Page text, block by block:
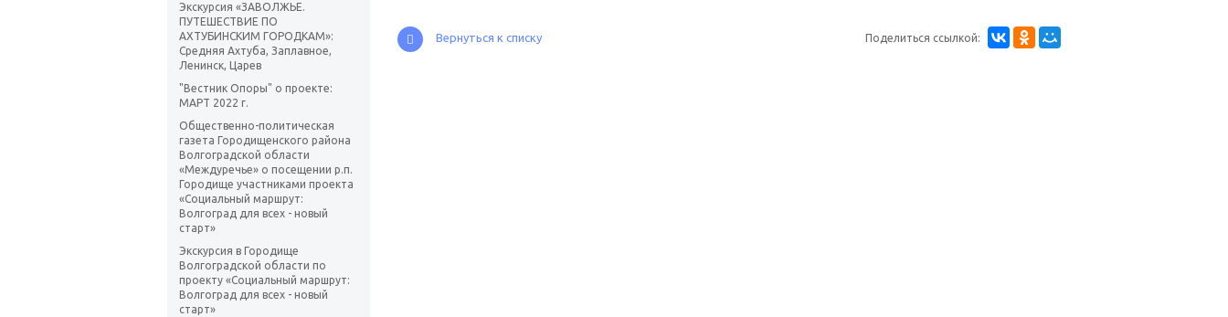
Экскурсия «ЗАВОЛЖЬЕ.
ПУТЕШЕСТВИЕ ПО
АХТУБИНСКИМ ГОРОДКАМ»:
Средняя Ахтуба, Заплавное,
Ленинск, Царев
"Вестник Опоры" о проекте:
МАРТ 2022 г.
Общественно-политическая
газета Городищенского района
Волгоградской области
«Междуречье» о посещении р.п.
Городище участниками проекта
«Социальный маршрут:
Волгоград для всех - новый
старт»
Экскурсия в Городище
Волгоградской области по
проекту «Социальный маршрут:
Волгоград для всех - новый
старт»
Поделиться ссылкой:
Вернуться к списку